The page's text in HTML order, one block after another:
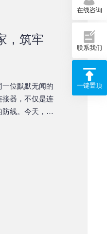
，筑牢
位默默无闻的
器，不仅是连
线。今天，让
在线咨询
联系我们
一键置顶